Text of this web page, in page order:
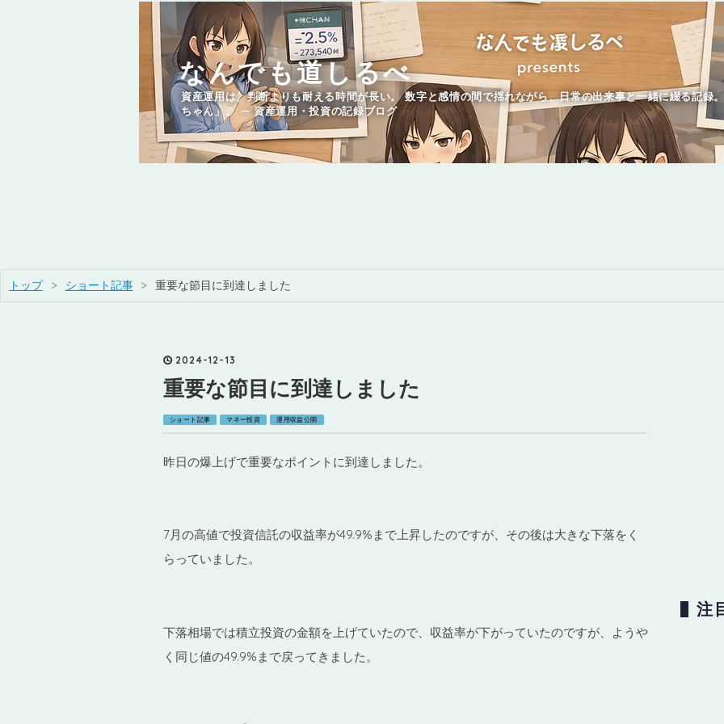
なんでも道しるべ
資産運用は、判断よりも耐える時間が長い。 数字と感情の間で揺れながら、日常の出来事と一緒に綴る記録
ちゃん」。 — 資産運用・投資の記録ブログ
トップ > ショート記事 > 重要な節目に到達しました
2024-12 - 13
重要な節目に到達しました
ショート記事 マネー投資 運用収益公開
昨日の爆上げで重要なポイントに到達しました。
7月の高値で投資信託の収益率が49.9%まで上昇したのですが、その後は大きな下落をく
らっていました。
下落相場では積立投資の金額を上げていたので、収益率が下がっていたのですが、ようや
く同じ値の49.9%まで戻ってきました。
注